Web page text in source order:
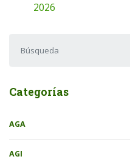
2026
Categorías
AGA
AGI